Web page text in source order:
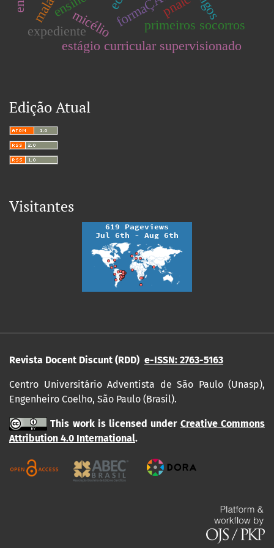
primeiros socorros
micélio
expediente
estágio curricular supervisionado
Edição Atual
Visitantes
Revista Docent Discunt (RDD) e-ISSN: 2763-5163
Centro Universitário Adventista de São Paulo (Unasp),
Engenheiro Coelho, São Paulo (Brasil).
This work is licensed under Creative Commons
Attribution 4.0 International.